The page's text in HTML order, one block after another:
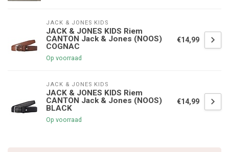
JACK & JONES KIDS
JACK & JONES KIDS Riem
CANTON Jack & Jones (NOOS)
COGNAC
Op voorraad
€14,99
JACK & JONES KIDS
JACK & JONES KIDS Riem
CANTON Jack & Jones (NOOS)
BLACK
Op voorraad
€14,99